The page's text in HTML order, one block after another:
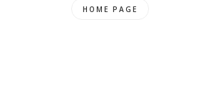
HOME PAGE